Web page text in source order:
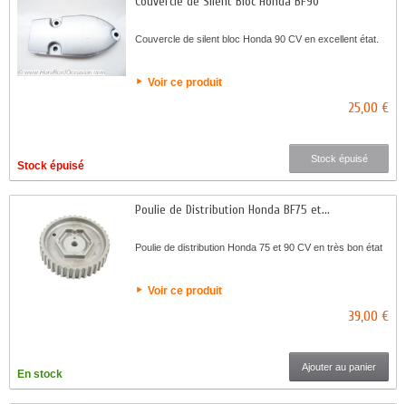
Couvercle de silent bloc Honda 90 CV en excellent état.
Voir ce produit
25,00 €
Stock épuisé
Stock épuisé
Poulie de Distribution Honda BF75 et...
Poulie de distribution Honda 75 et 90 CV en très bon état
Voir ce produit
39,00 €
En stock
Ajouter au panier